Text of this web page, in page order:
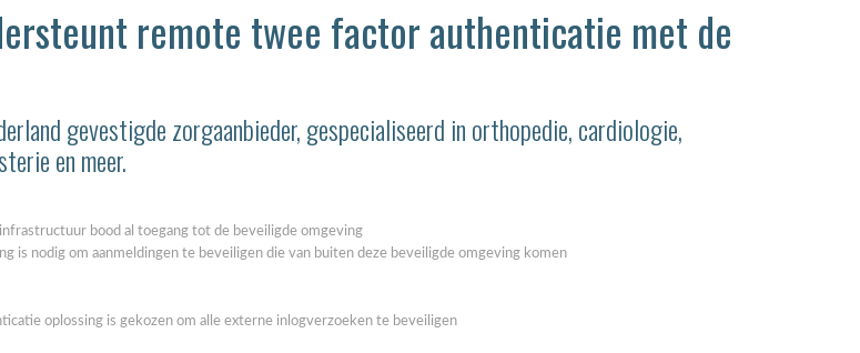
remote twee factor authenticatie met de
gevestigde zorgaanbieder, gespecialiseerd in orthopedie, cardiologie,
en meer.
bood al toegang tot de beveiligde omgeving
is nodig om aanmeldingen te beveiligen die van buiten deze beveiligde omgeving komen
oplossing is gekozen om alle externe inlogverzoeken te beveiligen
AI-
zijn een